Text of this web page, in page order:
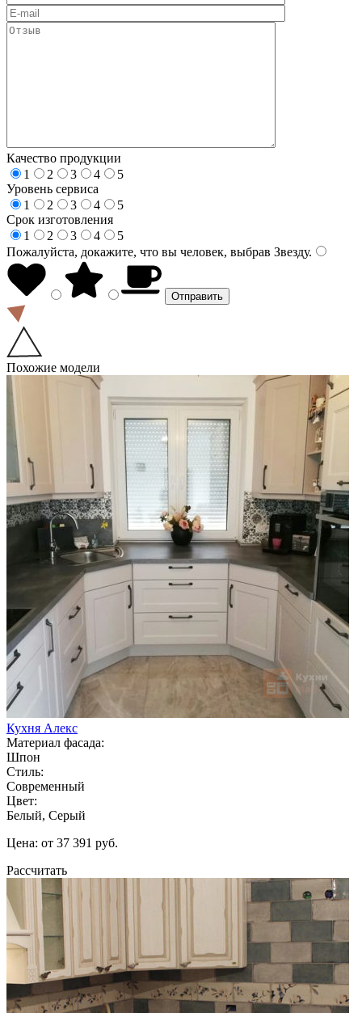
Качество продукции
1
2 3 4
5
Уровень сервиса
1
2 3 4
5
Срок изготовления
1
2 3 4
5
Пожалуйста, докажите, что вы человек, выбрав Звезду.
Похожие модели
Кухня Алекс
Материал фасада:
Шпон
Стиль:
Современный
Цвет:
Белый, Серый
Цена: от 37 391 руб.
Рассчитать